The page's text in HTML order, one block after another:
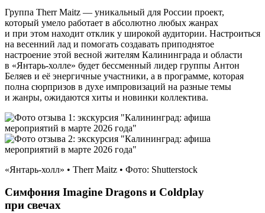
Группа Therr Maitz — уникальный для России проект,
который умело работает в абсолютно любых жанрах
и при этом находит отклик у широкой аудитории. Настроиться
на весенний лад и помогать создавать приподнятое
настроение этой весной жителям Калининграда и области
в «Янтарь‑холле» будет бессменный лидер группы Антон
Беляев и её энергичные участники, а в программе, которая
полна сюрпризов в духе импровизаций на разные темы
и жанры, ожидаются хиты и новинки коллектива.
«Янтарь‑холл» • Therr Maitz • Фото: Shutterstock
Симфония Imagine Dragons и Coldplay
при свечах